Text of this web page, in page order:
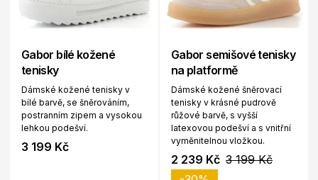
Gabor bílé kožené
tenisky
Dámské kožené tenisky v
bílé barvě, se šněrováním,
postranním zipem a vysokou
lehkou podešví.
3 199 Kč
Gabor semišové tenisky
na platformě
Dámské kožené šněrovací
tenisky v krásné pudrově
růžové barvě, s vyšší
latexovou podešví a s vnitřní
vyměnitelnou vložkou.
2 239 Kč 3 199 Kč